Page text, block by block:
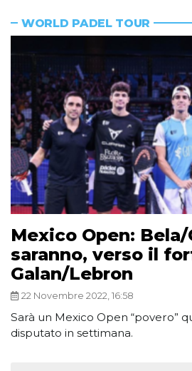
WORLD PADEL TOUR
Mexico Open:
saranno, verso il
Galan/Lebron
22 Novembre 2022, 16:58
Sarà un Mexico Open “povero”
disputato in settimana.